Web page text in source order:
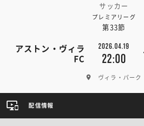
サッカー
プレミアリーグ
第33節
アストン・ヴィラ
FC
2026.04.19
22:00
ヴィラ・パーク
配信情報